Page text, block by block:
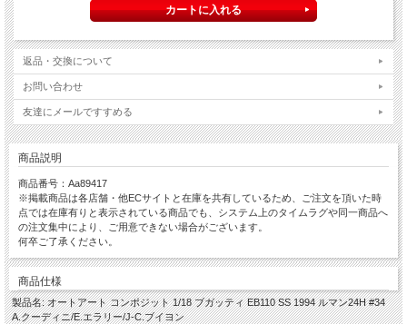
返品・交換について
お問い合わせ
友達にメールですすめる
商品説明
商品番号：Aa89417
※掲載商品は各店舗・他ECサイトと在庫を共有しているため、ご注文を頂いた時
点では在庫有りと表示されている商品でも、システム上のタイムラグや同一商品へ
の注文集中により、ご用意できない場合がございます。
何卒ご了承ください。
商品仕様
製品名: オートアート コンポジット 1/18 ブガッティ EB110 SS 1994 ルマン24H #34
A.クーディニ/E.エラリー/J-C.ブイヨン